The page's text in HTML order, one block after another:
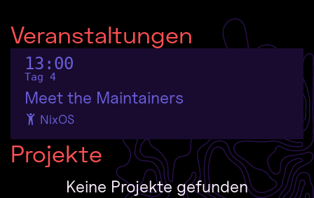
Veranstaltungen
13:00
Tag 4
Meet the Maintainers
NixOS
Projekte
Keine Projekte gefunden